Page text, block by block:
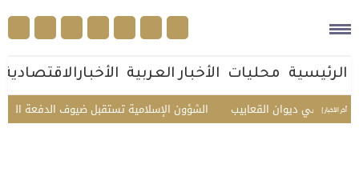
الرئيسية محليات الأخبار العربية الأخبارالاقتصادية
أخر الأخبار | الشؤون الإسلامية تستقبل ضيوف الدفعة الثانية للعمرة القعابيب